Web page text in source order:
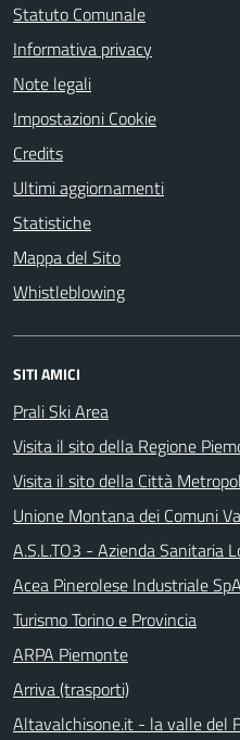
Statuto Comunale
Informativa privacy
Note legali
Impostazioni Cookie
Credits
Ultimi aggiornamenti
Statistiche
Mappa del Sito
Whistleblowing
SITI AMICI
Prali Ski Area
Visita il sito della Regione
Visita il sito della Città
Unione Montana dei Comuni
A.S.L.TO3 - Azienda Sanitaria
Acea Pinerolese Industriale SpA
Turismo Torino e Provincia
ARPA Piemonte
Arriva (trasporti)
Altavalchisone.it - la valle del